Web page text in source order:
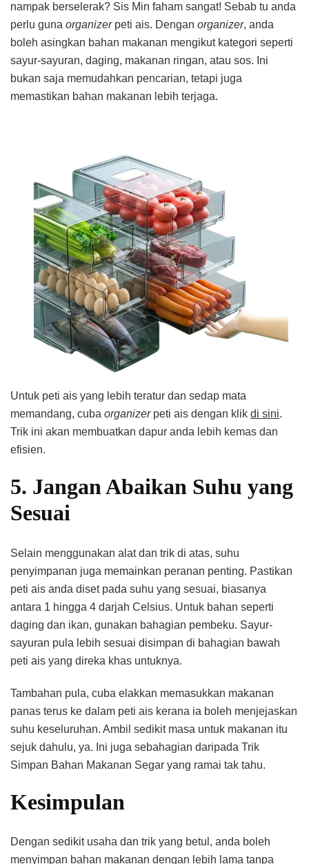
nampak berselerak? Sis Min faham sangat! Sebab tu anda
perlu guna organizerpeti ais. Dengan organizer, anda
boleh asingkan bahan makanan mengikut kategori seperti
sayur-sayuran, daging, makanan ringan, atau sos. Ini
bukan saja memudahkan pencarian, tetapi juga
memastikan bahan makanan lebih terjaga.
Untuk peti ais yang lebih teratur dan sedap mata
memandang, cuba organizerpeti ais dengan klik di sini.
Trik ini akan membuatkan dapur anda lebih kemas dan
efisien.
5. Jangan Abaikan Suhu yang
Sesuai
Selain menggunakan alat dan trik di atas, suhu
penyimpanan juga memainkan peranan penting. Pastikan
peti ais anda diset pada suhu yang sesuai, biasanya
antara 1 hingga 4 darjah Celsius. Untuk bahan seperti
daging dan ikan, gunakan bahagian pembeku. Sayur-
sayuran pula lebih sesuai disimpan di bahagian bawah
peti ais yang direka khas untuknya.
Tambahan pula, cuba elakkan memasukkan makanan
panas terus ke dalam peti ais kerana ia boleh menjejaskan
suhu keseluruhan. Ambil sedikit masa untuk makanan itu
sejuk dahulu, ya. Ini juga sebahagian daripada Trik
Simpan Bahan Makanan Segar yang ramai tak tahu.
Kesimpulan
Dengan sedikit usaha dan trik yang betul, anda boleh
menyimpan bahan makanan dengan lebih lama tanpa